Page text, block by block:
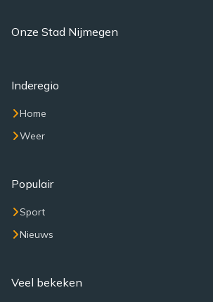
Onze Stad Nijmegen
Inderegio
Home
Weer
Populair
Sport
Nieuws
Veel bekeken